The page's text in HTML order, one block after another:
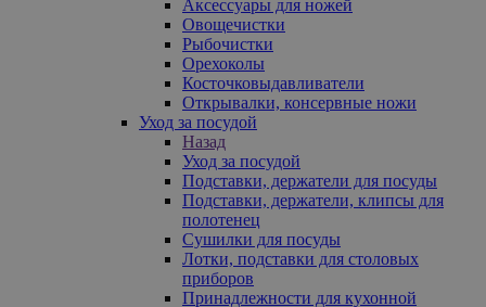
Аксессуары для ножей
Овощечистки
Рыбочистки
Орехоколы
Косточковыдавливатели
Открывалки, консервные ножи
Уход за посудой
Назад
Уход за посудой
Подставки, держатели для посуды
Подставки, держатели, клипсы для
полотенец
Сушилки для посуды
Лотки, подставки для столовых
приборов
Принадлежности для кухонной